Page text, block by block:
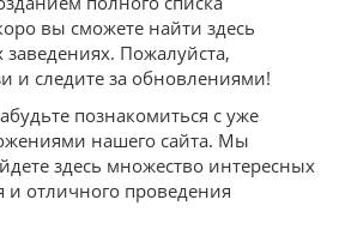
вы сможете найти здесь
Пожалуйста,
и следите за обновлениями!
познакомиться с уже
нашего сайта. Мы
здесь множество интересных
и отличного проведения